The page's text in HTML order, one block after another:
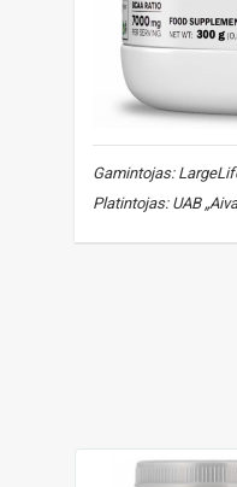
Gamintojas:
Platintojas: UAB